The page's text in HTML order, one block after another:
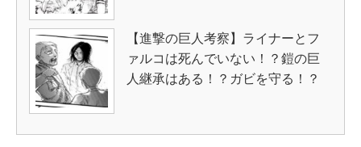
【進撃の巨人考察】ライナーとフ
ァルコは死んでいない！？鎧の巨
人継承はある！？ガビを守る！？